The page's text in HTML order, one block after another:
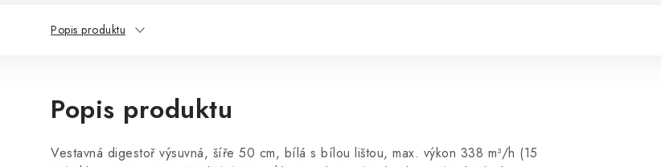
Popis produktu
Popis produktu
Vestavná digestoř výsuvná, šíře 50 cm, bílá s bílou lištou, max. výkon 338 m³/h (15